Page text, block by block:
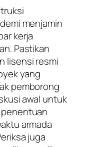
menjamin
kerja
Pastikan
lisensi resmi
yang
pemborong
awal untuk
armada
juga